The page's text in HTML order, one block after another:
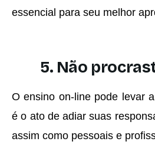
essencial para seu melhor
5. Não
O ensino on-line pode levar
é o ato de adiar suas
assim como pessoais e